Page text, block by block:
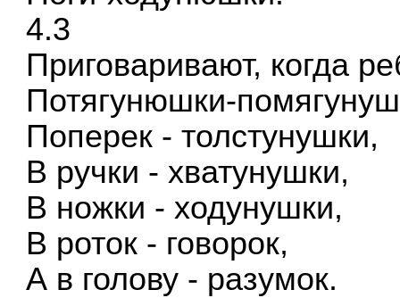
4.3
Приговаривают, когда
Потягунюшки-
Поперек - толстунушки,
В ручки - хватунушки,
В ножки - ходунушки,
В роток - говорок,
А в голову - разумок.